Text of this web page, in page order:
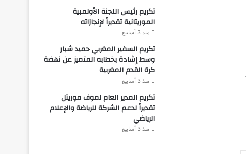
تكريم رئيس اللجنة الأولمبية
الموريتانية تقديراً لإنجازاته
منذ 3 أسابيع
تكريم السفير المغربي حميد شبار
وسط إشادة بخطابه المتميز عن نهضة
كرة القدم المغربية
منذ 3 أسابيع
تكريم المدير العام لموف موريتل
تقديراً لدعم الشركة للرياضة والإعلام
الرياضي
منذ 3 أسابيع